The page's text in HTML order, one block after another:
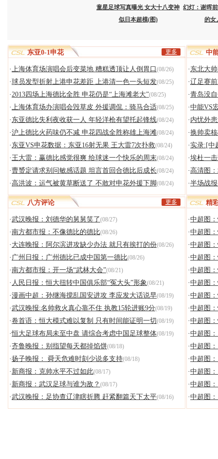
童星足球写真曝光 女大十八变神
似日本超模(图)
幻灯：谢晖
的女
更多
东亚0-1申花 中
·上海体育场演唱会后变菜地 糟糕透顶让人倒胃口 (08/26)
·球员发型折射上港申花差距 上港清一色一头短发(08/25)
·2013四场上海德比全胜 申花仍是“上海滩老大”(08/25)
·上海体育场办演唱会毁草皮 外援调侃：骑马合适(08/25)
· 东亚德比失利夜收获一人 年轻洋枪有望托起锋线(08/24)
·沪上德比火药味仍不减 申花四战全胜称雄上海滩(08/24)
· 东亚VS申花数据：东亚16射无果 王大雷7次扑救(08/24)
·王大雷：赢德比感觉很爽 给球迷一个快乐的周末(08/24)
·曹赟定请求别问敏感话题 坦言首回合德比后成长(08/24)
·高洪波：运气被黄草断送了 不敢对申花外援下脚(08/24)
· 东北大
·辽足赛
·青岛没
·中能VS
· 内忧外
·换帅卖
· 实录:[中
·埃杜一
·高清图
·半场战
更多
八方评论 精
·武汉晚报：刘德华的舅舅笑了(08/27)
·南方都市报：不像德比的德比(08/26)
· 大连晚报：阿尔滨进攻缺少办法 就只有挨打的份(08/26)
· 广州日报：广州德比已成中国第一德比(08/26)
·南方都市报：开一场“武林大会”(08/21)
· 人民日报：恒大扭转中国俱乐部“冤大头”形象(08/21)
·漫画中超：孙继海搅乱国安进攻 李应发大话说早(08/19)
·武汉晚报:名帅救火真心靠不住 执教15轮进账9分(08/19)
·卷首语：恒大模式难以复制 只有时间能证明一切(08/19)
·恒大足球布局未至中盘 请综合考虑中国足球整体(08/19)
·齐鲁晚报：别指望每天都掉馅饼(08/18)
·扬子晚报： 舜天危难时刻少说多支持(08/18)
· 新商报：克帅水平不过如此(08/17)
· 新商报：武汉足球与谁为敌？ (08/17)
·武汉晚报：足协查辽津瞎折腾 赶紧翻篇天下太平(08/16)
·中超图
·中超图
·中超图
·中超图
·中超图
·中超图
·中超图
·中超图
·中超图
·中超图
·中超图
·中超图
·中超图
·中超图
·中超图